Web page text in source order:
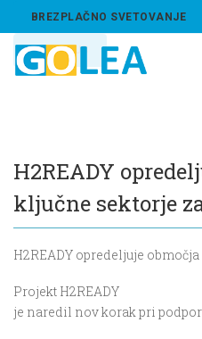
BREZPLAČNO SVETOVANJE
ABOUT US
H2READY
ključne sektorje
H2READY opredeljuje
Projekt H2READY
je naredil nov korak pri